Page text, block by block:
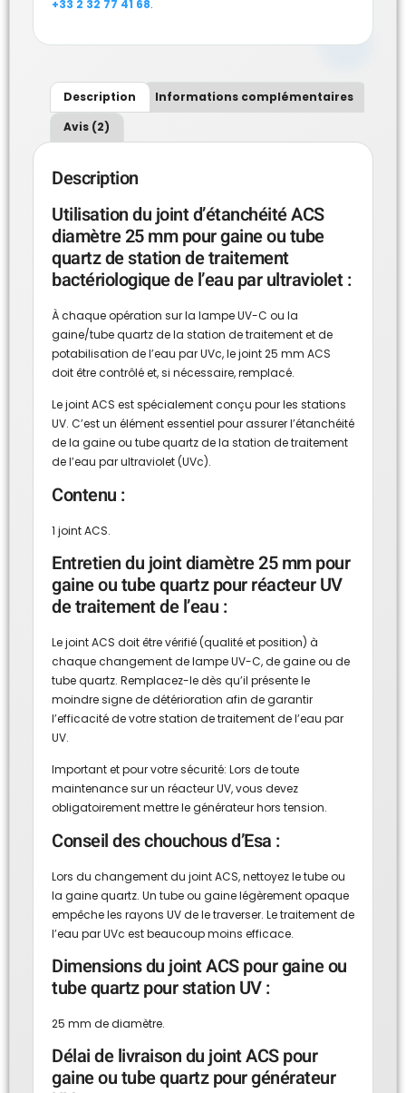
+33 2 32 77 41 68.
Description
Informations complémentaires
Avis (2)
Description
Utilisation du joint d’étanchéité ACS
diamètre 25 mm pour gaine ou tube
quartz de station de traitement
bactériologique de l’eau par ultraviolet :
À chaque opération sur la lampe UV-C ou la
gaine/tube quartzde la station de traitement et de
potabilisation de l’eau par UVc, le joint 25 mm ACS
doit être contrôlé et, si nécessaire, remplacé.
Le joint ACS est spécialement conçu pour les stations
UV. C’est un élément essentiel pour assurer l’étanchéité
de la gaine ou tube quartz de la station de traitement
de l’eau par ultraviolet (UVc).
Contenu :
1 joint ACS.
Entretien du joint diamètre 25 mm pour
gaine ou tube quartz pour réacteur UV
de traitement de l’eau :
Le joint ACS doit être vérifié (qualité et position) à
chaque changement de lampe UV-C, de gaine ou de
tube quartz. Remplacez-le dès qu’il présente le
moindre signe de détérioration afin de garantir
l’efficacité de votre station de traitement de l’eau par
UV.
Important et pour votre sécurité: Lors de toute
maintenance sur un réacteur UV, vous devez
obligatoirement mettre le générateur hors tension.
Conseil des chouchous d’Esa :
Lors du changement du joint ACS, nettoyez le tube ou
la gaine quartz. Un tube ou gaine légèrement opaque
empêche les rayons UV de le traverser. Le traitement de
l’eau par UVc est beaucoup moins efficace.
Dimensions du joint ACS pour gaine ou
tube quartz pour station UV :
25 mm de diamètre.
Délai de livraison du joint ACS pour
gaine ou tube quartz pour générateur